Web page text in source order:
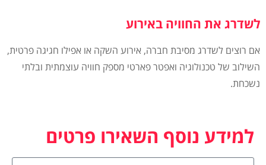
לשדרג את החוויה באירוע
אם רוצים לשדרג מסיבת חברה, אירוע השקה או אפילו חגיגה פרטית,
השילוב של טכנולוגיה ואפטר פארטי מספק חוויה עוצמתית ובלתי
נשכחת.
למידע נוסף השאירו פרטים